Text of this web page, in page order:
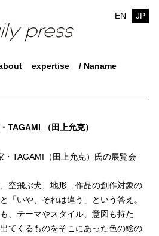
EN JP
expertise / Naname
TAGAMI （田上允克）
・TAGAMI（田上允克）氏の展覧会
空飛ぶ犬、地形…作品の創作対象の
「いや、それは違う」という答え。
、テーマやスタイル、意図も持た
てくるものをそこにあった色の絵の